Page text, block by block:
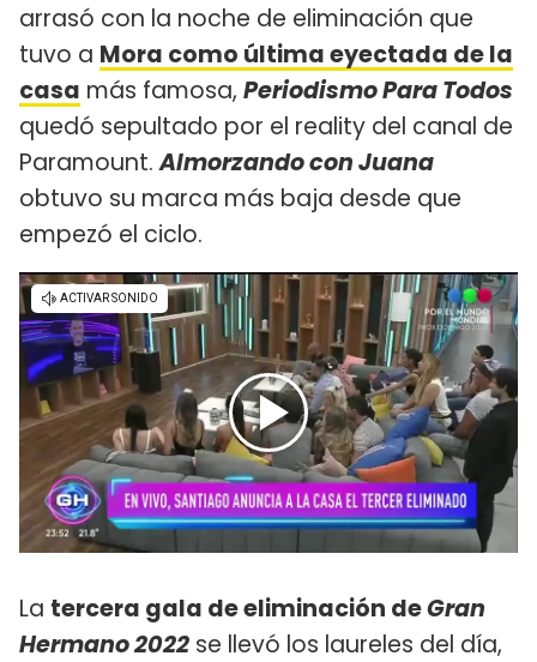
arrasó con la noche de eliminación que
tuvo a Mora como última eyectada de la
casa más famosa, Periodismo Para Todos
quedó sepultado por el reality del canal de
Paramount.Almorzando con Juana
obtuvo su marca más baja desde que
empezó el ciclo.
La tercera gala de eliminación deGran
Hermano 2022 se llevó los laureles del día,